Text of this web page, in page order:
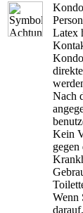
Latex
Nach
Kein
Wenn